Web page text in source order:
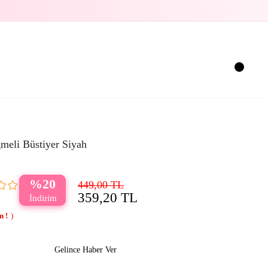
Büstiyer Siyah
20 449,00 TL
359,20 TL
Gelince Haber Ver